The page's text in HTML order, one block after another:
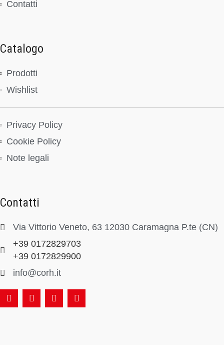
Contatti
Catalogo
Prodotti
Wishlist
Privacy Policy
Cookie Policy
Note legali
Contatti
Via Vittorio Veneto, 63 12030 Caramagna P.te (CN)
+39 0172829703
+39 0172829900
info@corh.it